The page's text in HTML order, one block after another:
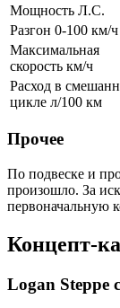
Мощность Л.С.
Разгон 0-100 км/ч
Максимальная
скорость км/ч
Расход в
цикле л/100 км
Прочее
По подвеске и
произошло. За
первоначальную
Концепт-
Logan Steppe